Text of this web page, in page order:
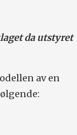
da utstyret
av en